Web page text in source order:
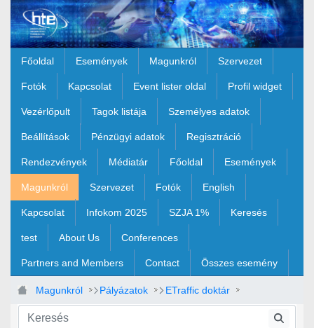
Ugrás a fő tartalomhoz
Főoldal Események Magunkról Szervezet
Fotók Kapcsolat Event lister oldal Profil widget
Vezérlőpult Tagok listája Személyes adatok
Beállítások Pénzügyi adatok Regisztráció
Rendezvények Médiatár Főoldal Események
Magunkról Szervezet Fotók English
Kapcsolat Infokom 2025 SZJA 1% Keresés
test About Us Conferences
Partners and Members Contact Összes esemény
Magunkról Pályázatok ETraffic doktár
Modultervek